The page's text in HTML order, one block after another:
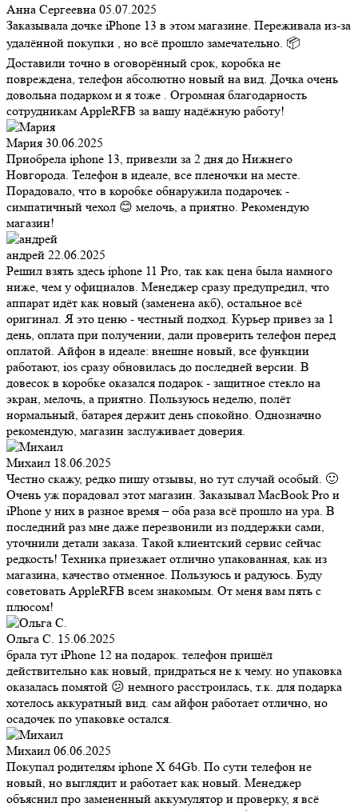
Анна Сергеевна 05.07.2025
Заказывала дочке iPhone 13 в этом магазине. Переживала из-за
удалённой покупки , но всё прошло замечательно. 📦
Доставили точно в оговорённый срок, коробка не
повреждена, телефон абсолютно новый на вид. Дочка очень
довольна подарком и я тоже . Огромная благодарность
сотрудникам AppleRFB за вашу надёжную работу!
Мария 30.06.2025
Приобрела iphone 13, привезли за 2 дня до Нижнего
Новгорода. Телефон в идеале, все пленочки на месте.
Порадовало, что в коробке обнаружила подарочек -
симпатичный чехол 😊 мелочь, а приятно. Рекомендую
магазин!
андрей 22.06.2025
Решил взять здесь iphone 11 Pro, так как цена была намного
ниже, чем у официалов. Менеджер сразу предупредил, что
аппарат идёт как новый (заменена акб), остальное всё
оригинал. Я это ценю - честный подход. Курьер привез за 1
день, оплата при получении, дали проверить телефон перед
оплатой. Айфон в идеале: внешне новый, все функции
работают, ios сразу обновилась до последней версии. В
довесок в коробке оказался подарок - защитное стекло на
экран, мелочь, а приятно. Пользуюсь неделю, полёт
нормальный, батарея держит день спокойно. Однозначно
рекомендую, магазин заслуживает доверия.
Михаил 18.06.2025
Честно скажу, редко пишу отзывы, но тут случай особый. 🙂
Очень уж порадовал этот магазин. Заказывал MacBook Pro и
iPhone у них в разное время – оба раза всё прошло на ура. В
последний раз мне даже перезвонили из поддержки сами,
уточнили детали заказа. Такой клиентский сервис сейчас
редкость! Техника приезжает отлично упакованная, как из
магазина, качество отменное. Пользуюсь и радуюсь. Буду
советовать AppleRFB всем знакомым. От меня вам пять с
плюсом!
Ольга С. 15.06.2025
брала тут iPhone 12 на подарок. телефон пришёл
действительно как новый, придраться не к чему. но упаковка
оказалась помятой 😕 немного расстроилась, т.к. для подарка
хотелось аккуратный вид. сам айфон работает отлично, но
осадочек по упаковке остался.
Михаил 06.06.2025
Покупал родителям iphone X 64Gb. По сути телефон не
новый, но выглядит и работает как новый. Менеджер
объяснил про замененный аккумулятор и проверку, я всё